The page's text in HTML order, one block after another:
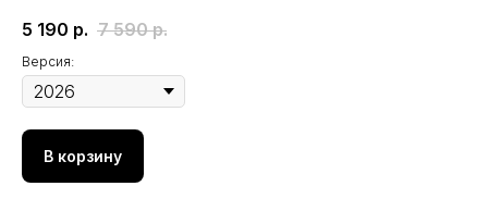
5 190 р. 7 590 р.
Версия:
В корзину